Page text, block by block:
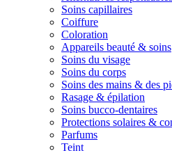
Soins capillaires
Coiffure
Coloration
Appareils beauté & soins
Soins du visage
Soins du corps
Soins des mains & des
Rasage & épilation
Soins bucco-dentaires
Protections solaires &
Parfums
Teint